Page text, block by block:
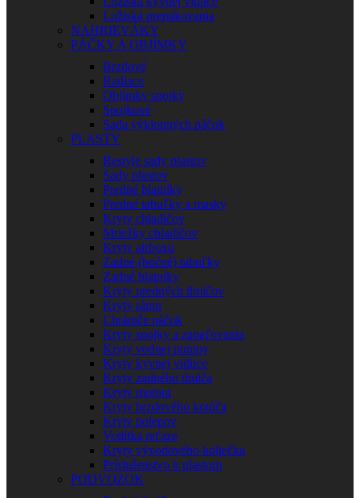
Ložiská prepákovania
NAHRIEVÁKY
PÁČKY A OBJÍMKY
Brzdové
Radiace
Objímky spojky
Spojkové
Sada výklopných páčok
PLASTY
Restyle sady plastov
Sady plastov
Predné blatníky
Predné tabuľky a masky
Kryty chladičov
Mriežky chladičov
Kryty airboxu
Zadné (bočné) tabuľky
Zadné blatníky
Kryty predných tlmičov
Kryty rámu
Chrániče páčok
Kryty spojky a zapaľovania
Kryty vodnej pumpy
Kryty kyvnej vidlice
Kryty zadného tlmiča
Kryty motora
Kryty brzdového kotúča
Kryty polepov
Vodítka reťaze
Kryty vývodového koliečka
Príslušenstvo k plastom
PODVOZOK